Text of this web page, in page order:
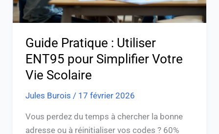
Guide Pratique : Utiliser
ENT95 pour Simplifier Votre
Vie Scolaire
Jules Burois / 17 février 2026
Vous perdez du temps à chercher la bonne
adresse ou à réinitialiser vos codes ? 60%
Vie
Scolaire